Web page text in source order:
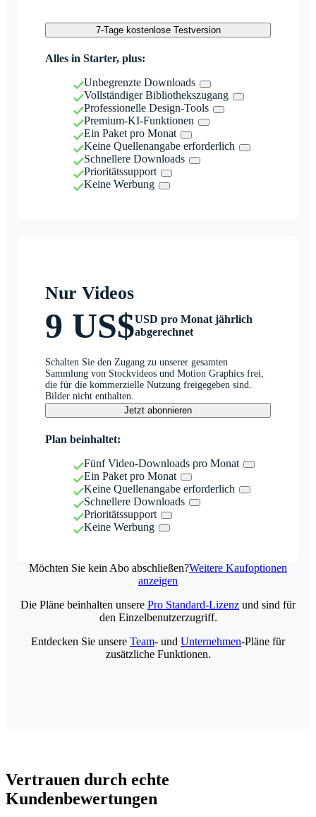
7-Tage kostenlose Testversion
Alles in Starter, plus:
Unbegrenzte Downloads
Vollständiger Bibliothekszugang
Professionelle Design-Tools
Premium-KI-Funktionen
Ein Paket pro Monat
Keine Quellenangabe erforderlich
Schnellere Downloads
Prioritätssupport
Keine Werbung
Nur Videos
9 US$USD pro Monat jährlich
abgerechnet
Schalten Sie den Zugang zu unserer gesamten
Sammlung von Stockvideos und Motion Graphics frei,
die für die kommerzielle Nutzung freigegeben sind.
Bilder nicht enthalten.
Jetzt abonnieren
Plan beinhaltet:
Fünf Video-Downloads pro Monat
Ein Paket pro Monat
Keine Quellenangabe erforderlich
Schnellere Downloads
Prioritätssupport
Keine Werbung
Möchten Sie kein Abo abschließen?Weitere Kaufoptionen
anzeigen
Die Pläne beinhalten unsere Pro Standard-Lizenz und sind für
den Einzelbenutzerzugriff.
Entdecken Sie unsere Team- und Unternehmen-Pläne für
zusätzliche Funktionen.
Vertrauen durch echte
Kundenbewertungen